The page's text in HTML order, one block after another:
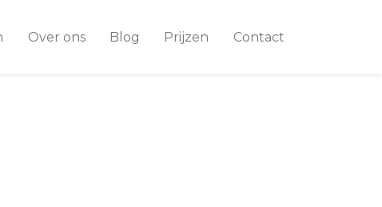
Over ons Blog Prijzen Contact